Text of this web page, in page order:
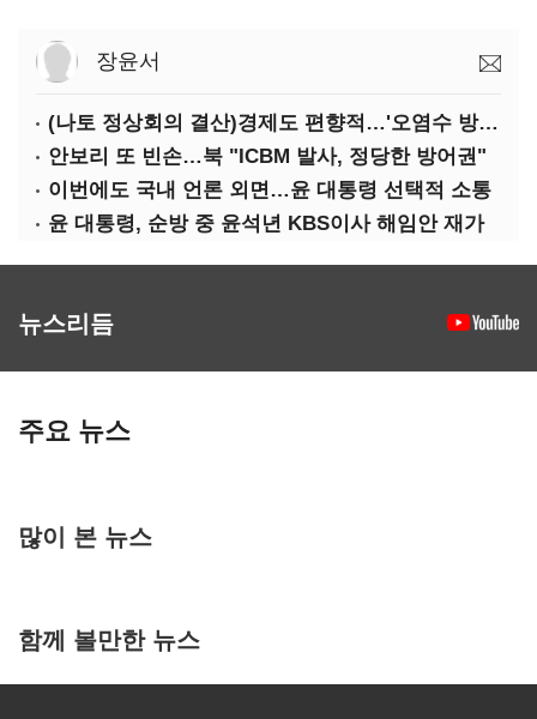
장윤서
(나토 정상회의 결산)경제도 편향적…'오염수 방류'만 용인
안보리 또 빈손…북 "ICBM 발사, 정당한 방어권"
이번에도 국내 언론 외면…윤 대통령 선택적 소통
윤 대통령, 순방 중 윤석년 KBS이사 해임안 재가
뉴스리듬
주요 뉴스
많이 본 뉴스
함께 볼만한 뉴스